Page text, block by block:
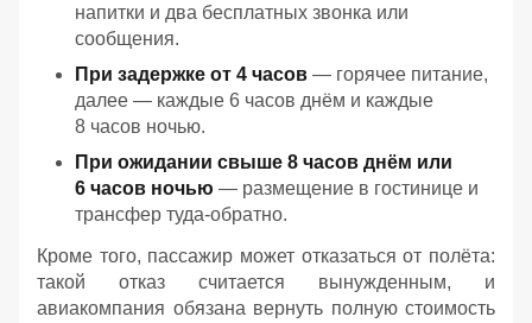
напитки и два бесплатных звонка или
сообщения.
При задержке от 4 часов — горячее питание,
далее — каждые 6 часов днём и каждые
8 часов ночью.
При ожидании свыше 8 часов днём или
6 часов ночью — размещение в гостинице и
трансфер туда‑обратно.
Кроме того, пассажир может отказаться от полёта:
такой отказ считается вынужденным, и
авиакомпания обязана вернуть полную стоимость